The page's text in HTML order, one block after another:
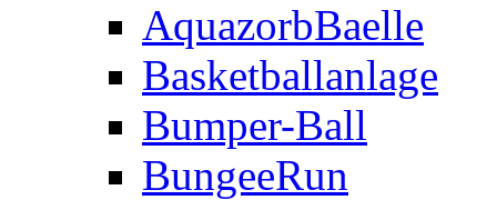
AquazorbBaelle
Basketballanlage
Bumper-Ball
BungeeRun